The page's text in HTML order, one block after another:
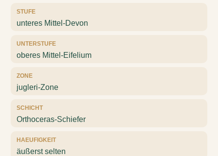
STUFE
unteres Mittel-Devon
UNTERSTUFE
oberes Mittel-Eifelium
ZONE
jugleri-Zone
SCHICHT
Orthoceras-Schiefer
HAEUFIGKEIT
äußerst selten